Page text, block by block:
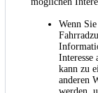
Wenn
Interesse
kann zu
anderen